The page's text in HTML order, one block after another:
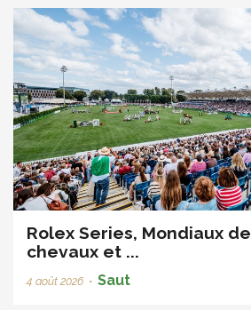
Rolex Series, Mondiaux
chevaux et ...
4 août 2026 • Saut